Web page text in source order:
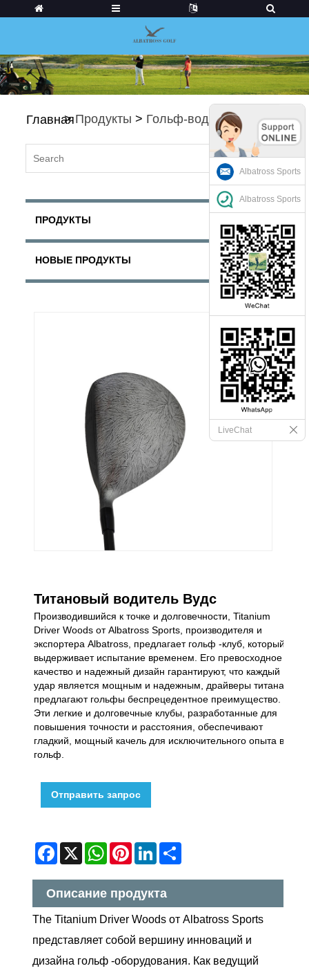
Главная
> Продукты > Гольф-водители
ПРОДУКТЫ
НОВЫЕ ПРОДУКТЫ
Титановый водитель Вудс
Производившийся к точке и долговечности, Titanium
Driver Woods от Albatross Sports, производителя и
экспортера Albatross, предлагает гольф -клуб, который
выдерживает испытание временем. Его превосходное
качество и надежный дизайн гарантируют, что каждый
удар является мощным и надежным, драйверы титана
предлагают гольфы беспрецедентное преимущество.
Эти легкие и долговечные клубы, разработанные для
повышения точности и расстояния, обеспечивают
гладкий, мощный качель для исключительного опыта в
гольф.
Отправить запрос
Facebook
X WhatsApp
Pinterest
LinkedIn
Описание продукта
The Titanium Driver Woods от Albatross Sports
представляет собой вершину инноваций и
дизайна гольф -оборудования. Как ведущий
Albatross Sports
Albatross Sports
LiveChat